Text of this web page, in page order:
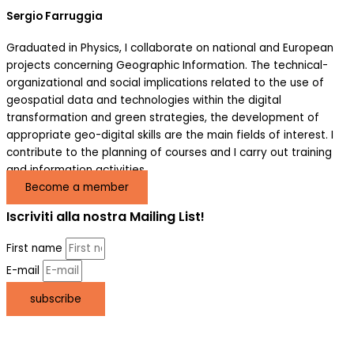
Sergio Farruggia
Graduated in Physics, I collaborate on national and European
projects concerning Geographic Information. The technical-
organizational and social implications related to the use of
geospatial data and technologies within the digital
transformation and green strategies, the development of
appropriate geo-digital skills are the main fields of interest. I
contribute to the planning of courses and I carry out training
and information activities.
Become a member
Iscriviti alla nostra Mailing List!
First name
E-mail
subscribe